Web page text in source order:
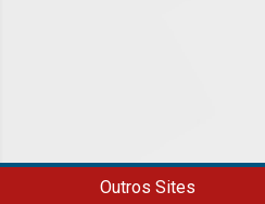
Outros Sites